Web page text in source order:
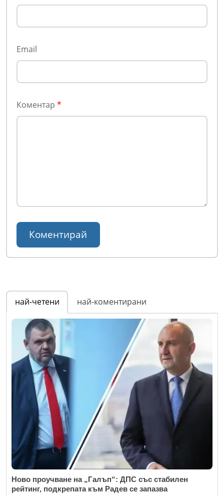
Email
Коментар *
най-четени най-коментирани
Ново проучване на „Галъп“: ДПС със стабилен
рейтинг, подкрепата към Радев се запазва